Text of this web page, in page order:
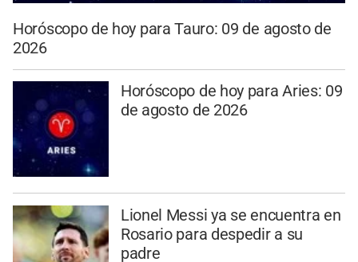
Horóscopo de hoy para Tauro: 09 de agosto de
2026
Horóscopo de hoy para Aries: 09
de agosto de 2026
Lionel Messi ya se encuentra en
Rosario para despedir a su
padre